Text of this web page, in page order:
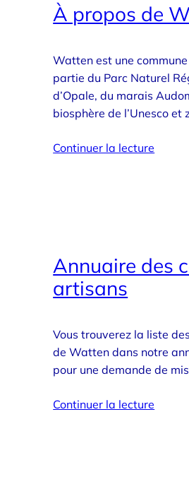
À propos de
Watten est une
partie du Parc Naturel
d’Opale, du marais
biosphère de l’Unesco et
Continuer la lecture
Annuaire des
artisans
Vous trouverez la liste
de Watten dans notre
pour une demande de
Continuer la lecture